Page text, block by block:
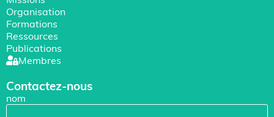
Organisation
Formations
Ressources
Publications
Membres
Contactez-nous
nom